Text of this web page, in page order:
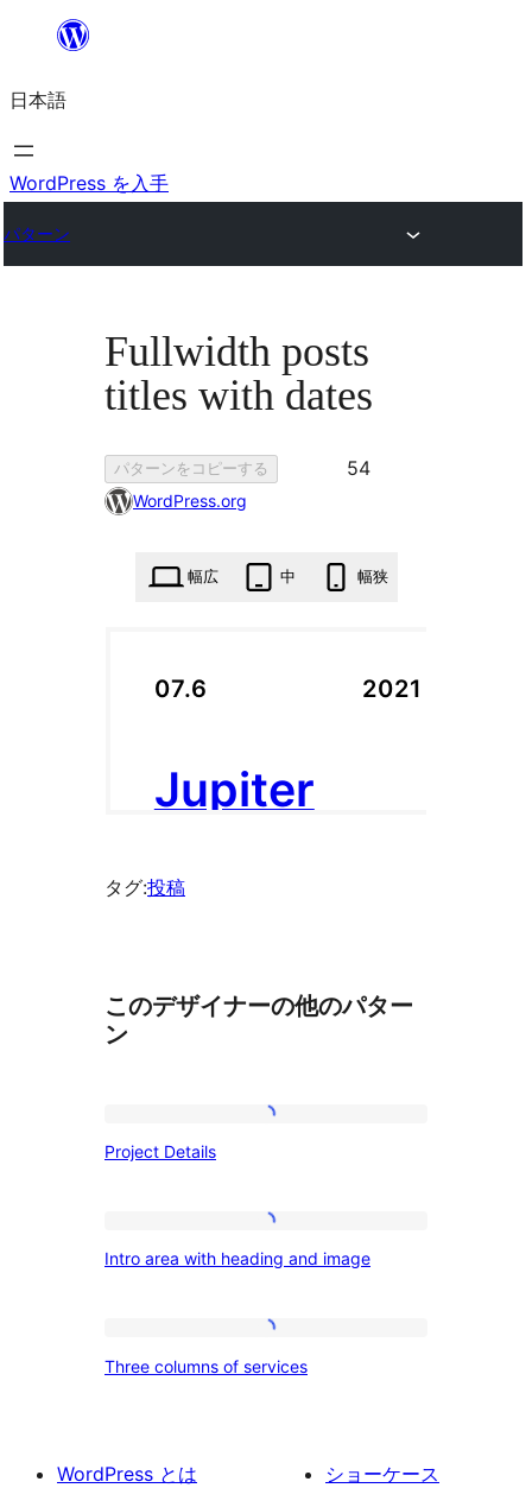
を
ス
キ
プ
日本語
WordPress を入手
パターン
Fullwidth posts
titles with dates
パターンをコピーする
お
入
54
54
WordPress.org
幅広 中 幅狭
タグ:投稿
このデザイナーの他のパター
ン
Project Details
area
and
Intro area with heading and image
columns
Three columns of services
WordPress とは
ショーケース